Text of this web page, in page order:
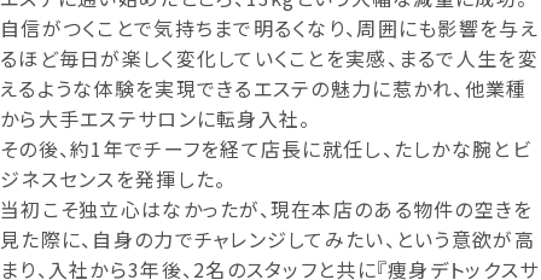
自信がつくことで気持ちまで明るくなり、周囲にも影響を与え
るほど毎日が楽しく変化していくことを実感、まるで人生を変
えるような体験を実現できるエステの魅力に惹かれ、他業種
から大手エステサロンに転身入社。
その後、約1年でチーフを経て店長に就任し、たしかな腕とビ
ジネスセンスを発揮した。
当初こそ独立心はなかったが、現在本店のある物件の空きを
見た際に、自身の力でチャレンジしてみたい、という意欲が高
まり、入社から3年後、2名のスタッフと共に『痩身デトックスサ